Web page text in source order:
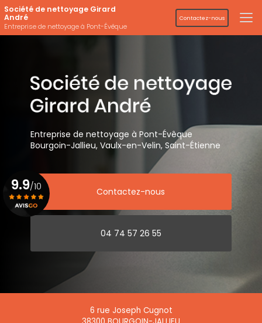
Aller
au
contenu
principal
Société de nettoyage Girard
André
Entreprise de nettoyage à Pont-Évêque
Contactez-nous
Entreprise de nettoyage à Pont-Évêque
Bourgoin-Jallieu, Vaulx-en-Velin, Saint-Étienne
Contactez-nous
04 74 57 26 55
6 rue Joseph Cugnot
9.9/10